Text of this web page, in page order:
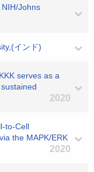
Johns
インド)
serves as a
2020
to-Cell
the MAPK/ERK
2020